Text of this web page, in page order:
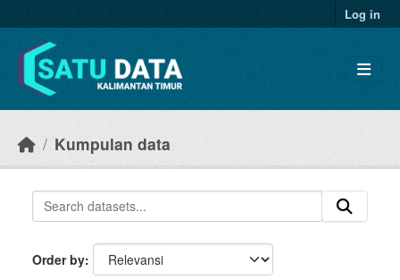
Log in
Kumpulan data
Order by